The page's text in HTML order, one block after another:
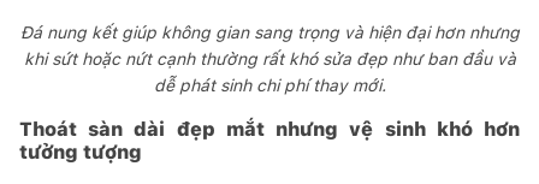
Đá nung kết giúp không gian sang trọng và hiện đại hơn nhưng
khi sứt hoặc nứt cạnh thường rất khó sửa đẹp như ban đầu và
dễ phát sinh chi phí thay mới.
Thoát sàn dài đẹp mắt nhưng vệ sinh khó hơn
tưởng tượng